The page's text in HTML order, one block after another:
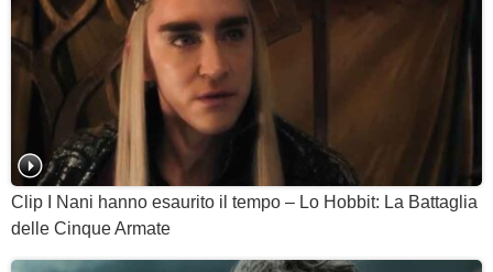
Clip I Nani hanno esaurito il tempo – Lo Hobbit: La Battaglia
delle Cinque Armate